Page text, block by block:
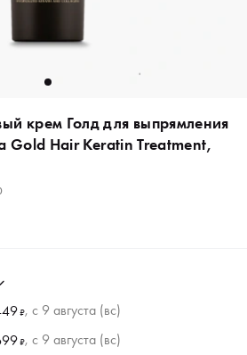
крем Голд для выпрямления
Gold Hair Keratin Treatment,
₽, c 9 августа (вс)
₽, c 9 августа (вс)